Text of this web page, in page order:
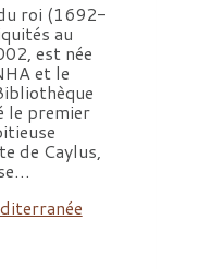
roi (1692-
au
est née
et le
le premier
de Caylus,